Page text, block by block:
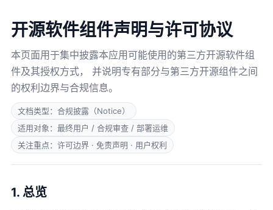
开源软件组件声明与许可协议
本页面用于集中披露本应用可能使用的第三方开源软件组
件及其授权方式， 并说明专有部分与第三方开源组件之间
的权利边界与合规信息。
文档类型：合规披露（Notice）
适用对象：最终用户 / 合规审查 / 部署运维
关注重点：许可边界 · 免责声明 · 用户权利
1. 总览